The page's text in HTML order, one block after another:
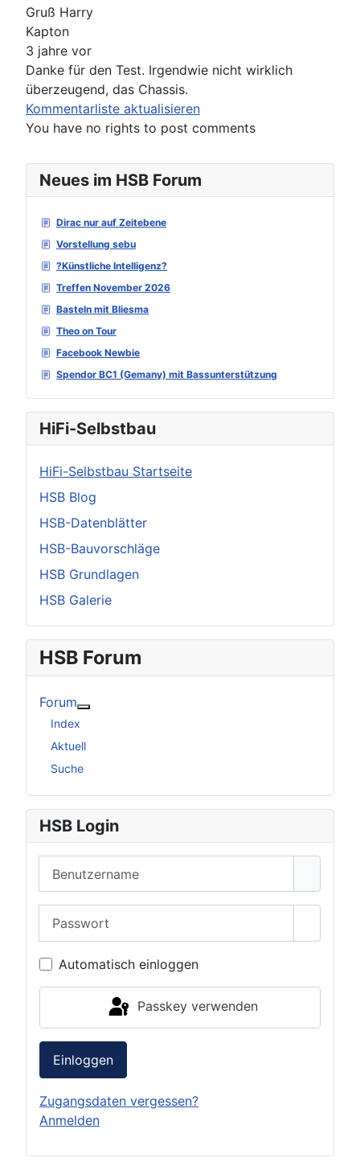
Neues im HSB Forum
Dirac nur auf Zeitebene
Vorstellung sebu
?Künstliche Intelligenz?
Treffen November 2026
Basteln mit Bliesma
Theo on Tour
Facebook Newbie
Spendor BC1 (Gemany) mit Bassunterstützung
HiFi-Selbstbau
HiFi-Selbstbau Startseite
HSB Blog
HSB-Datenblätter
HSB-Bauvorschläge
HSB Grundlagen
HSB Galerie
HSB Forum
Forum
Index
Aktuell
Suche
HSB Login
Automatisch einloggen
Passkey verwenden
Einloggen
Zugangsdaten vergessen?
Anmelden
Gruß Harry
Kapton
3 jahre vor
Danke für den Test. Irgendwie nicht wirklich
überzeugend, das Chassis.
Kommentarliste aktualisieren
You have no rights to post comments